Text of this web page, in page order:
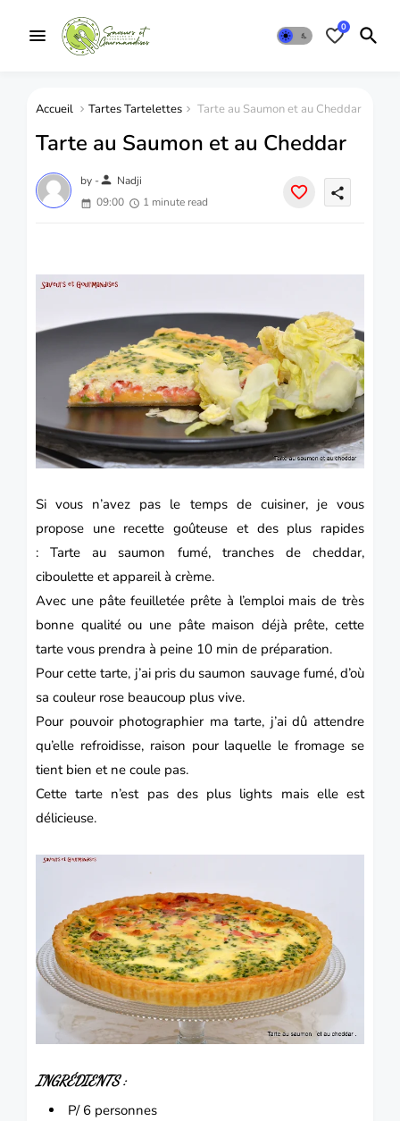
0
Accueil Tartes Tartelettes Tarte au Saumon et au Cheddar
Tarte au Saumon et au Cheddar
by -person Nadji
09:00
1 minute read
share
Si vous n’avez pas le temps de cuisiner, je vous
propose une recette goûteuse et des plus rapides
:
Tarte au saumon fumé, tranches de cheddar,
ciboulette et appareil à crème.
Avec une pâte feuilletée prête à l’emploi mais de très
bonne qualité ou une pâte maison déjà prête, cette
tarte vous prendra à peine 10 min de préparation.
Pour cette tarte, j’ai pris du saumon sauvage fumé, d’où
sa couleur rose beaucoup plus vive.
Pour pouvoir photographier ma tarte, j’ai dû attendre
qu’elle refroidisse, raison pour laquelle le fromage se
tient bien et ne coule pas.
Cette tarte n’est pas des plus lights mais elle est
délicieuse.
INGRÉDIENTS :
P/ 6 personnes